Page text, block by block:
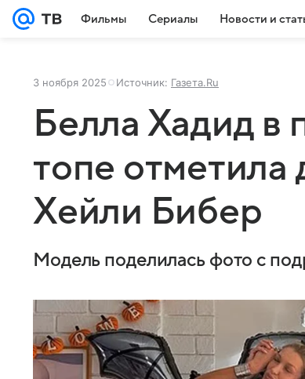
Фильмы Сериалы Новости и
3 ноября 2025 Источник: Газета.Ru
Белла Хадид в
топе отметила
Хейли Бибер
Модель поделилась фото с